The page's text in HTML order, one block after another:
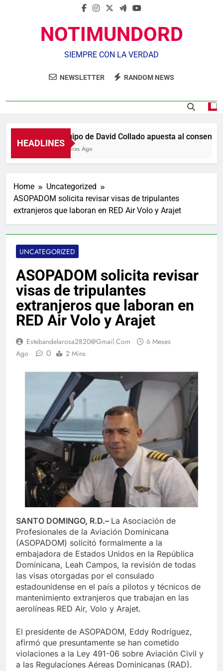
NOTIMUNDORD
SIEMPRE CON LA VERDAD
NEWSLETTER RANDOM NEWS
HEADLINES
Equipo de David Collado apuesta al consenso
2 Horas Ago
Home
Uncategorized
​ASOPADOM solicita revisar visas de tripulantes
extranjeros que laboran en RED Air Volo y Arajet
UNCATEGORIZED
​ASOPADOM solicita revisar
visas de tripulantes
extranjeros que laboran en
RED Air Volo y Arajet
Estebandelarosa2820@gmail.com
6 Meses
Ago
0 2 Mins
SANTO DOMINGO, R.D.– La Asociación de
Profesionales de la Aviación Dominicana
(ASOPADOM) solicitó formalmente a la
embajadora de Estados Unidos en la República
Dominicana, Leah Campos, la revisión de todas
las visas otorgadas por el consulado
estadounidense en el país a pilotos y técnicos de
mantenimiento extranjeros que trabajan en las
aerolíneas RED Air, Volo y Arajet.
El presidente de ASOPADOM, Eddy Rodríguez,
afirmó que presuntamente se han cometido
violaciones a la Ley 491-06 sobre Aviación Civil y
a las Regulaciones Aéreas Dominicanas (RAD).